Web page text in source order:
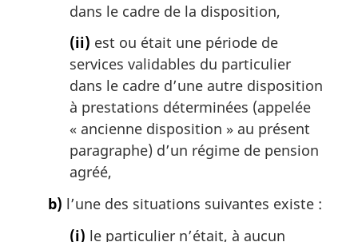
dans le cadre de la disposition,
(ii) est ou était une période de
services validables du particulier
dans le cadre d’une autre disposition
à prestations déterminées (appelée
« ancienne disposition » au présent
paragraphe) d’un régime de pension
agréé,
b) l’une des situations suivantes existe :
(i) le particulier n’était, à aucun